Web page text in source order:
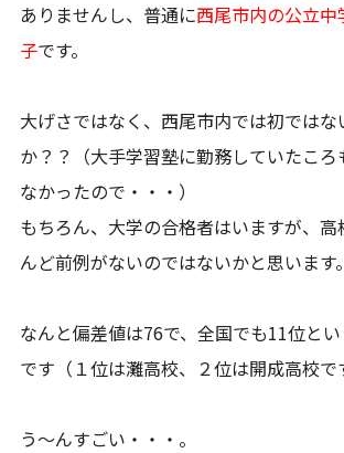
ありませんし、普通に西尾市内の公立
子です。
大げさではなく、西尾市内では初ではな
か？？（大手学習塾に勤務していたこ
なかったので・・・）
もちろん、大学の合格者はいますが、高
んど前例がないのではないかと思います。
なんと偏差値は76で、全国でも11位と
です（１位は灘高校、２位は開成高校で
う～んすごい・・・。